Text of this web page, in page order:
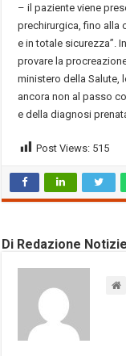
– il paziente viene
prechirurgica, fino alla
e in totale sicurezza”.
provare la
ministero della Salute,
ancora non al passo
e della diagnosi
Post Views: 515
Di Redazione